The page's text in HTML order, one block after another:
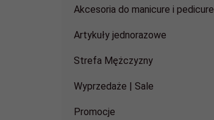
Akcesoria do manicure i pedicure
Artykuły jednorazowe
Strefa Mężczyzny
Wyprzedaże | Sale
Promocje